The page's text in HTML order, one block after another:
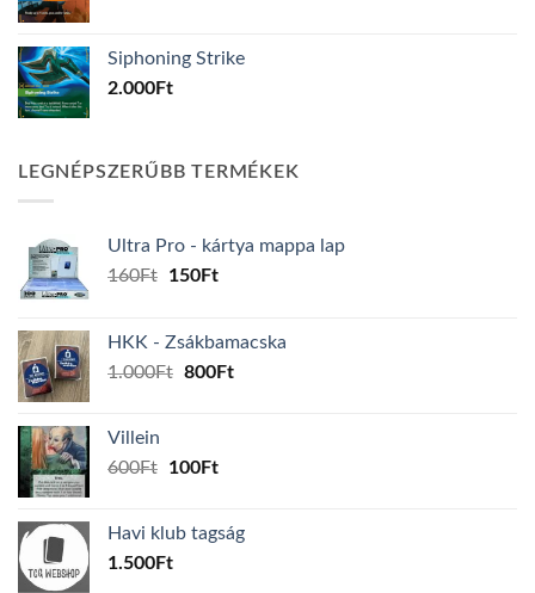
Siphoning Strike
2.000Ft
LEGNÉPSZERŰBB TERMÉKEK
Ultra Pro - kártya mappa lap
160Ft
Original
160Ft.
150FtCurrent
150Ft.
HKK - Zsákbamacska
1.000Ft Original
800FtCurrent
Villein
600Ft
Original
600Ft.
100FtCurrent
100Ft.
Havi klub tagság
1.500Ft